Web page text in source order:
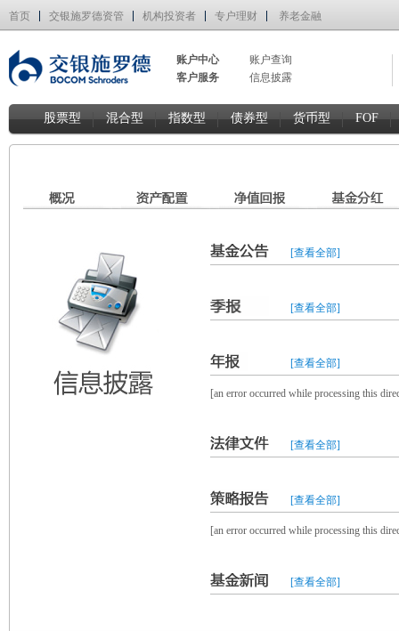
首页 交银施罗德资管 机构投资者 专户理财 养老金融
账户中心
账户查询
客户服务
信息披露
股票型 混合型 指数型 债券型 货币型 FOF
[查看全部]
[查看全部]
[查看全部]
[an error occurred while processing this
[查看全部]
[查看全部]
[an error occurred while processing this
[查看全部]